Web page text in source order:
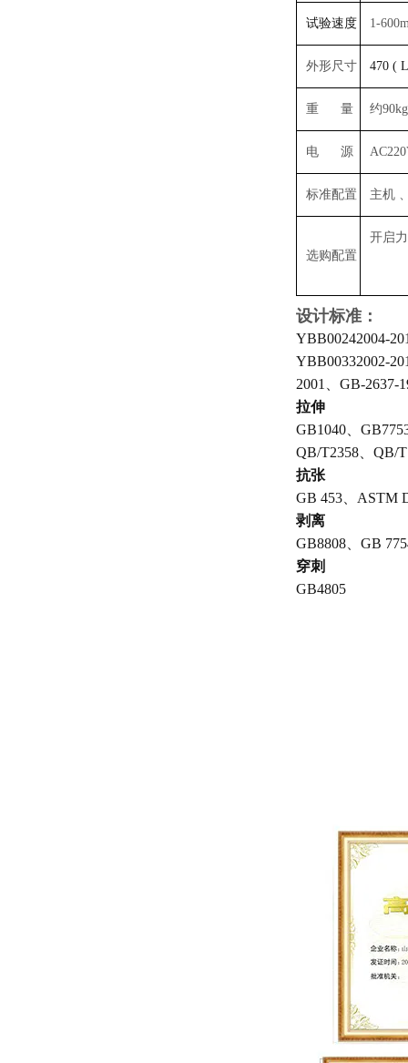
试验速度 1-
外形尺寸 470 (
重 量 约90kg
电 源
标准配置 主机
选购配置
开启
设计标准：
YBB00242004-
YBB00332002-
2001、GB-2637-
拉伸
GB1040、
QB/T2358、QB/T
抗张
GB 453、ASTM
剥离
GB8808、GB
穿刺
GB4805